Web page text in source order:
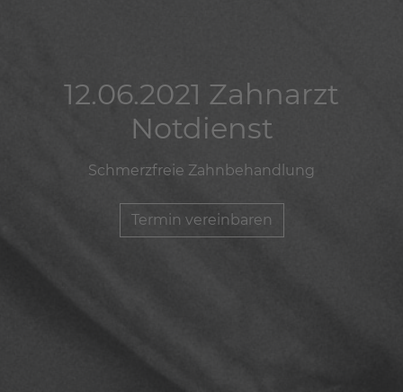
12.06.2021 Zahnarzt
Notdienst
Schmerzfreie Zahnbehandlung
Termin vereinbaren
12.06.2021 Zahnarzt
Notdienst
Schmerzfreie Zahnbehandlung
Termin vereinbaren
12.06.2021 Zahnarzt
Notdienst
Schmerzfreie Zahnbehandlung
Termin vereinbaren